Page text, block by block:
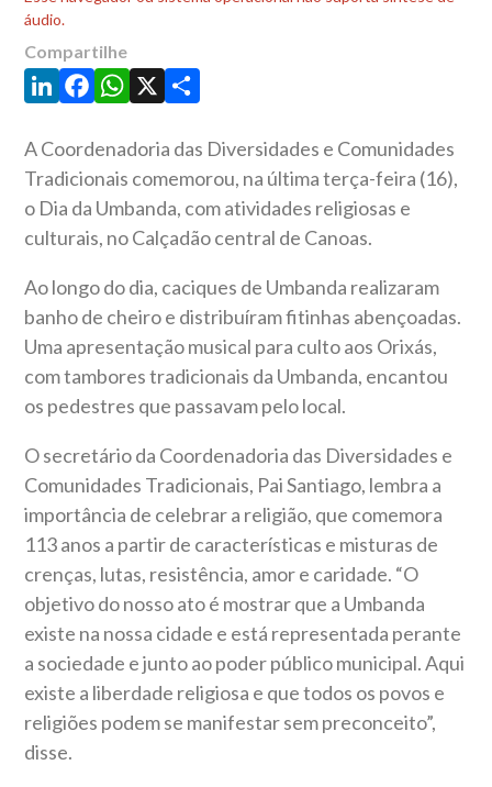
áudio.
Compartilhe
LinkedIn
Facebook
WhatsApp
X Share
A Coordenadoria das Diversidades e Comunidades
Tradicionais comemorou, na última terça-feira (16),
o Dia da Umbanda, com atividades religiosas e
culturais, no Calçadão central de Canoas.
Ao longo do dia, caciques de Umbanda realizaram
banho de cheiro e distribuíram fitinhas abençoadas.
Uma apresentação musical para culto aos Orixás,
com tambores tradicionais da Umbanda, encantou
os pedestres que passavam pelo local.
O secretário da Coordenadoria das Diversidades e
Comunidades Tradicionais, Pai Santiago, lembra a
importância de celebrar a religião, que comemora
113 anos a partir de características e misturas de
crenças, lutas, resistência, amor e caridade. “O
objetivo do nosso ato é mostrar que a Umbanda
existe na nossa cidade e está representada perante
a sociedade e junto ao poder público municipal. Aqui
existe a liberdade religiosa e que todos os povos e
religiões podem se manifestar sem preconceito”,
disse.